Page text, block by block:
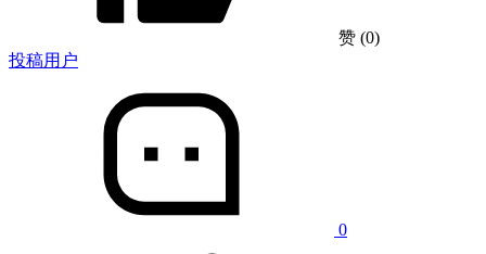
赞 (0)
投稿用户
0